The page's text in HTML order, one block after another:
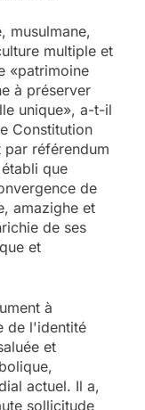
musulmane,
multiple et
«patrimoine
à préserver
unique», a-t-il
Constitution
par référendum
que
de
amazighe et
de ses
et
à
de l'identité
et
actuel. Il a,
sollicitude